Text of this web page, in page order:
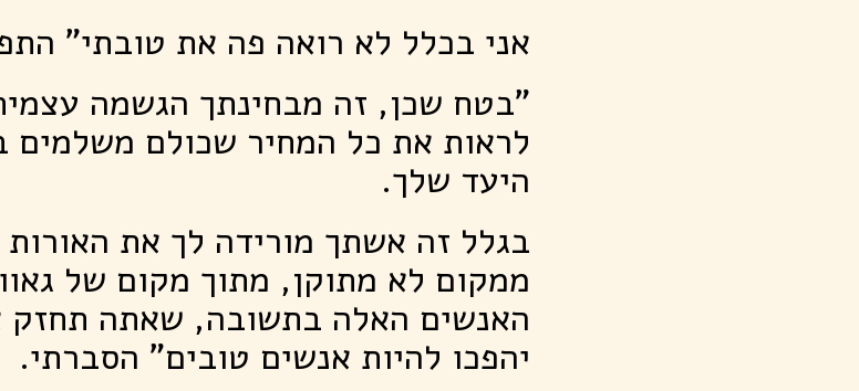
אני בכלל לא רואה פה את טובתי"
"בטח שכן, זה מבחינתך הגשמה
לראות את כל המחיר שכולם משלמים
היעד שלך.
בגלל זה אשתך מורידה לך את
ממקום לא מתוקן, מתוך מקום של
האנשים האלה בתשובה, שאתה תחזק
יהפכו להיות אנשים טובים" הסברתי.